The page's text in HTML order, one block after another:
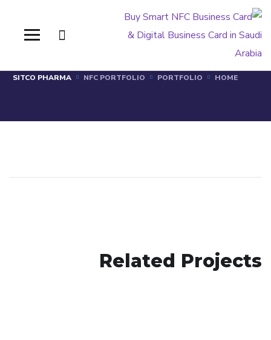
SITCO PHARMA
HOME
PORTFOLIO
NFC PORTFOLIO
SITCO PHARMA
Related Projects
NFC PORTFOLIO
MWAZ